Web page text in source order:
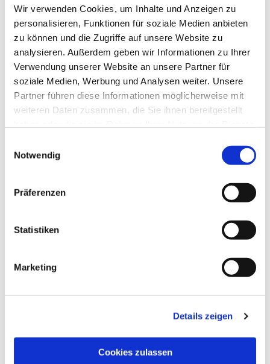
Wir verwenden Cookies, um Inhalte und Anzeigen zu
personalisieren, Funktionen für soziale Medien anbieten
zu können und die Zugriffe auf unsere Website zu
analysieren. Außerdem geben wir Informationen zu Ihrer
Verwendung unserer Website an unsere Partner für
soziale Medien, Werbung und Analysen weiter. Unsere
Partner führen diese Informationen möglicherweise mit
weiteren Daten zusammen, die Sie ihnen bereitgestellt
Notwendig
Präferenzen
Statistiken
Marketing
Details zeigen
Cookies zulassen
Dies könnte Sie auch
interessieren